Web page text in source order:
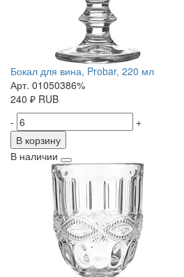
Бокал для вина, Probar, 220 мл
Арт. 01050386%
240 ₽ RUB
-
+
В корзину
В наличии